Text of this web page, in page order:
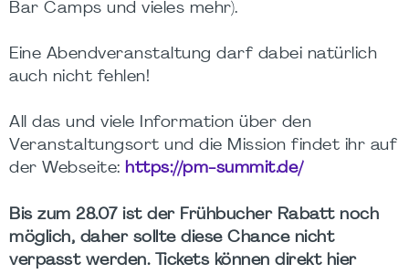
Bar Camps und vieles mehr).
Eine Abendveranstaltung darf dabei natürlich
auch nicht fehlen!
All das und viele Information über den
Veranstaltungsort und die Mission findet ihr auf
der Webseite: https://pm-summit.de/
Bis zum 28.07 ist der Frühbucher Rabatt noch
möglich, daher sollte diese Chance nicht
verpasst werden. Tickets können direkt hier